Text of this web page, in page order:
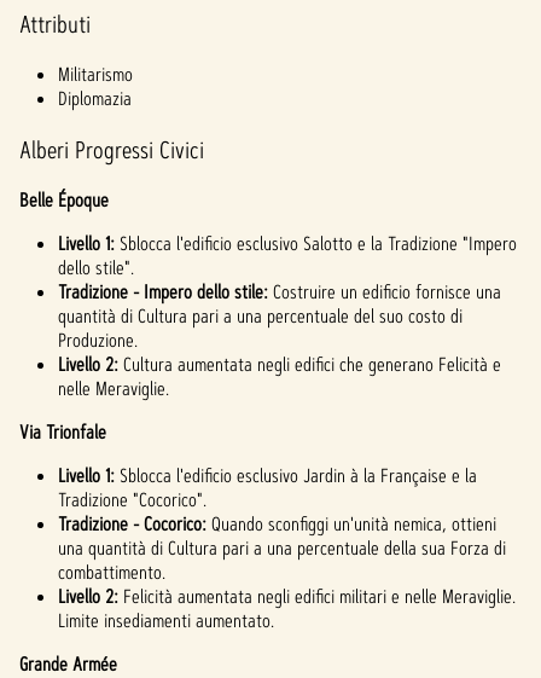
Attributi
Militarismo
Diplomazia
Alberi Progressi Civici
Belle Époque
Livello 1: Sblocca l'edificio esclusivo Salotto e la Tradizione "Impero
dello stile".
Tradizione - Impero dello stile:Costruire un edificio fornisce una
quantità di Cultura pari a una percentuale del suo costo di
Produzione.
Livello 2:Cultura aumentata negli edifici che generano Felicità e
nelle Meraviglie.
Via Trionfale
Livello 1: Sblocca l'edificio esclusivo Jardin à la Française e la
Tradizione "Cocorico".
Tradizione - Cocorico:Quando sconfiggi un'unità nemica, ottieni
una quantità di Cultura pari a una percentuale della sua Forza di
combattimento.
Livello 2: Felicità aumentata negli edifici militari e nelle Meraviglie.
Limite insediamenti aumentato.
Grande Armée